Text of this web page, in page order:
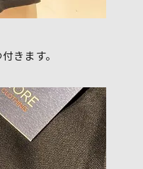
きます。